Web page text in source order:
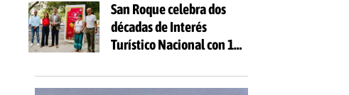
San Roque celebra dos
décadas de Interés
Turístico Nacional con 10
actividades gratuitas